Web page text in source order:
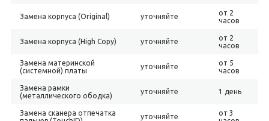
Замена корпуса (Original) уточняйте
от 2
часов
Замена корпуса (High Copy) уточняйте
от 2
часов
Замена материнской
(системной) платы
уточняйте
от 5
часов
Замена рамки
(металлического ободка)
уточняйте 1 день
Замена сканера отпечатка
уточняйте
от 3